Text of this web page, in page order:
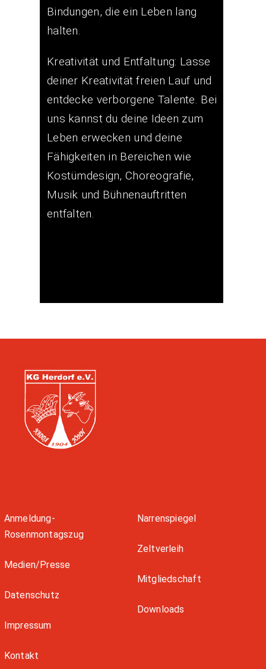
Bindungen, die ein Leben lang
halten.
Kreativität und Entfaltung: Lasse
deiner Kreativität freien Lauf und
entdecke verborgene Talente. Bei
uns kannst du deine Ideen zum
Leben erwecken und deine
Fähigkeiten in Bereichen wie
Kostümdesign, Choreografie,
Musik und Bühnenauftritten
entfalten.
Anmeldung-
Rosenmontagszug
Medien/Presse
Datenschutz
Impressum
Kontakt
Narrenspiegel
Zeltverleih
Mitgliedschaft
Downloads